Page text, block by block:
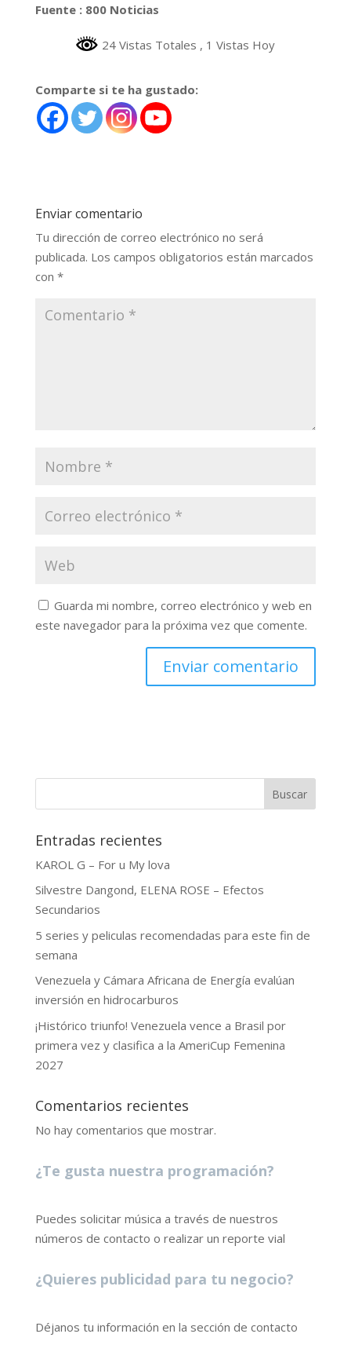
Fuente : 800 Noticias
24 Vistas Totales , 1 Vistas Hoy
Comparte si te ha gustado:
Enviar comentario
Tu dirección de correo electrónico no será
publicada. Los campos obligatorios están marcados
con *
Guarda mi nombre, correo electrónico y web en
este navegador para la próxima vez que comente.
Buscar
Entradas recientes
KAROL G – For u My lova
Silvestre Dangond, ELENA ROSE – Efectos
Secundarios
5 series y peliculas recomendadas para este fin de
semana
Venezuela y Cámara Africana de Energía evalúan
inversión en hidrocarburos
¡Histórico triunfo! Venezuela vence a Brasil por
primera vez y clasifica a la AmeriCup Femenina
2027
Comentarios recientes
No hay comentarios que mostrar.
¿Te gusta nuestra programación?
Puedes solicitar música a través de nuestros
números de contacto o realizar un reporte vial
¿Quieres publicidad para tu negocio?
Déjanos tu información en la sección de contacto